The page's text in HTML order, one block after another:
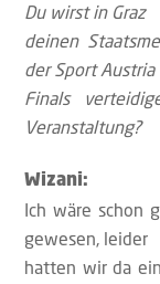
Du wirst in Graz
deinen
der Sport Austria
Finals
Veranstaltung?
Wizani:
Ich wäre schon
gewesen, leider
hatten wir da